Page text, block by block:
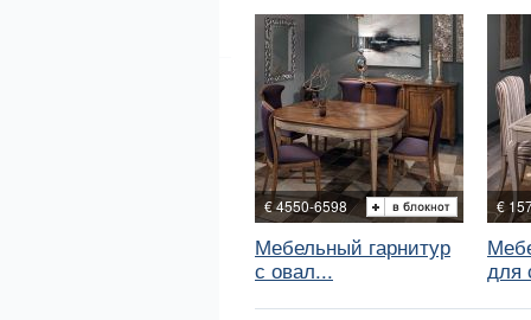
€ 4550-6598
Мебельный гарнитур
с овал...
€
для